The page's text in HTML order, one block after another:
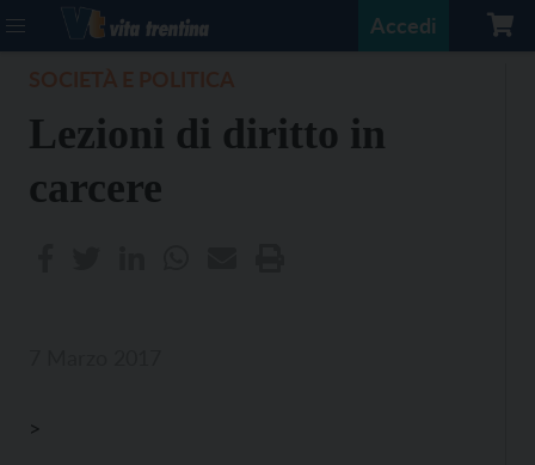
Accedi
Lezioni di diritto in
carcere
>